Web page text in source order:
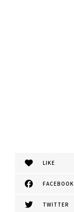
LIKE
FACEBOOK
TWITTER